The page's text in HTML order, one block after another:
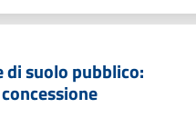
di suolo pubblico: